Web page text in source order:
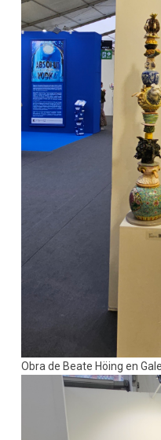
Obra de Beate Höing en